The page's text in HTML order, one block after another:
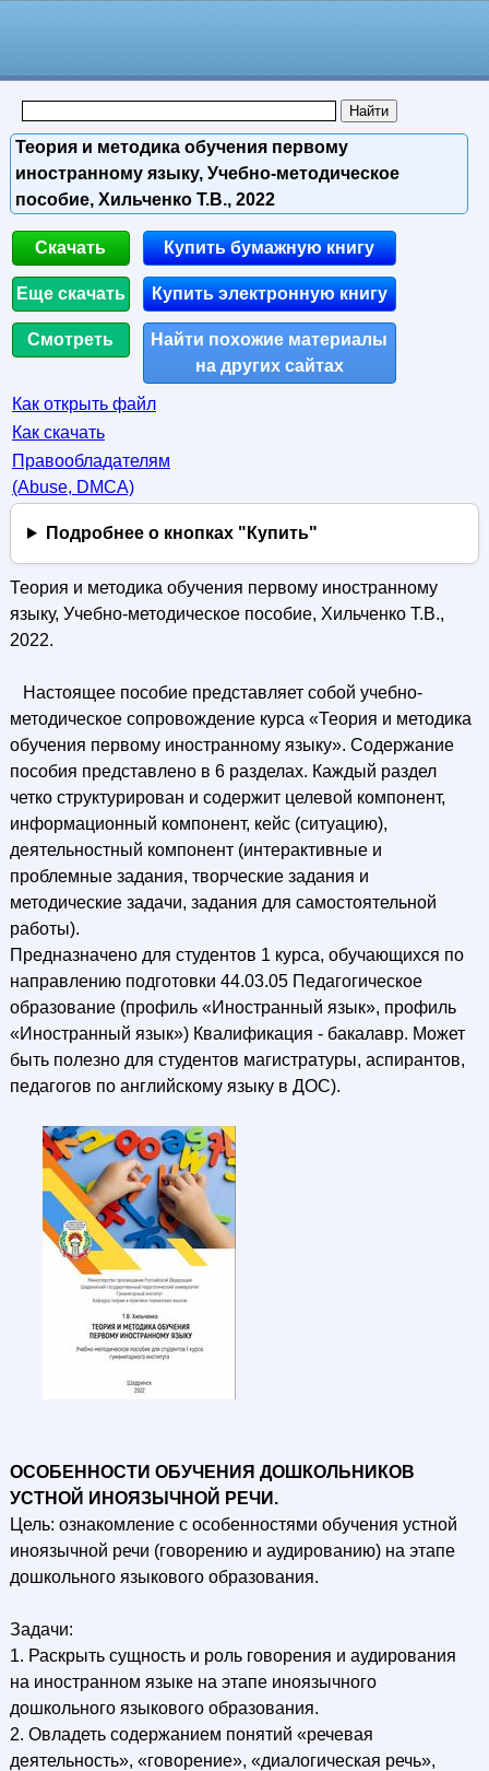
Теория и методика обучения первому
иностранному языку, Учебно-методическое
пособие, Хильченко Т.В., 2022
Скачать
Еще скачать
Смотреть
Купить бумажную книгу
Купить электронную книгу
Найти похожие материалы
на других сайтах
Как открыть файл
Как скачать
Правообладателям
(Abuse, DMСA)
Подробнее о кнопках "Купить"
Теория и методика обучения первому иностранному
языку, Учебно-методическое пособие, Хильченко Т.В.,
2022.
Настоящее пособие представляет собой учебно-
методическое сопровождение курса «Теория и методика
обучения первому иностранному языку». Содержание
пособия представлено в 6 разделах. Каждый раздел
четко структурирован и содержит целевой компонент,
информационный компонент, кейс (ситуацию),
деятельностный компонент (интерактивные и
проблемные задания, творческие задания и
методические задачи, задания для самостоятельной
работы).
Предназначено для студентов 1 курса, обучающихся по
направлению подготовки 44.03.05 Педагогическое
образование (профиль «Иностранный язык», профиль
«Иностранный язык») Квалификация - бакалавр. Может
быть полезно для студентов магистратуры, аспирантов,
педагогов по английскому языку в ДОС).
ОСОБЕННОСТИ ОБУЧЕНИЯ ДОШКОЛЬНИКОВ
УСТНОЙ ИНОЯЗЫЧНОЙ РЕЧИ.
Цель: ознакомление с особенностями обучения устной
иноязычной речи (говорению и аудированию) на этапе
дошкольного языкового образования.
Задачи:
1. Раскрыть сущность и роль говорения и аудирования
на иностранном языке на этапе иноязычного
дошкольного языкового образования.
2. Овладеть содержанием понятий «речевая
деятельность», «говорение», «диалогическая речь»,